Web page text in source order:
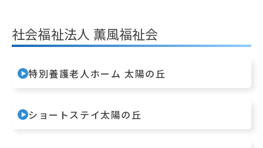
社会福祉法人 薫風福祉会
特別養護老人ホーム 太陽の丘
ショートステイ太陽の丘